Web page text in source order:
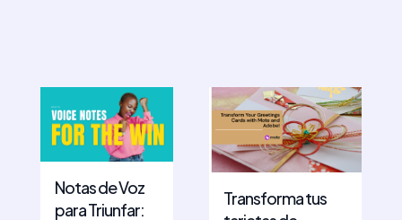
Notas de Voz
para Triunfar:
Transforma tus